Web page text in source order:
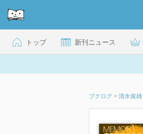
トップ 新刊ニュース
ブクログ > 清水俊雄